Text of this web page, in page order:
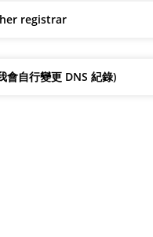
registrar
會自行變更 DNS 紀錄)